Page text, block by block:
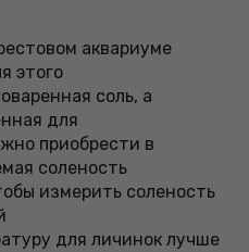
аквариуме
этого
соль, а
для
приобрести в
соленость
измерить соленость
для личинок лучше